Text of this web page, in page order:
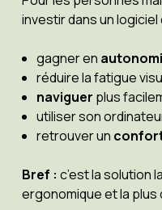
investir dans un
gagner en
réduire la fatigue
naviguer plus
utiliser son
retrouver un
Bref : c’est la solution
ergonomique et la plus